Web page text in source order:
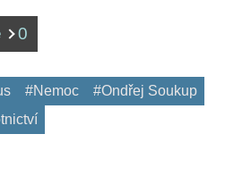
0
#Nemoc
#Ondřej Soukup